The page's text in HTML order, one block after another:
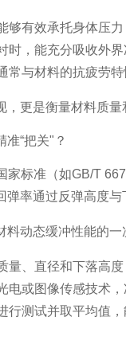
够有效承托身体压
时，能充分吸收外
常与材料的抗疲劳
更是衡量材料质量
“把关"？
家标准（如GB/T
率通过反弹高度与
动态缓冲性能的
量、直径和下落高
电或图像传感技术
行测试并取平均值